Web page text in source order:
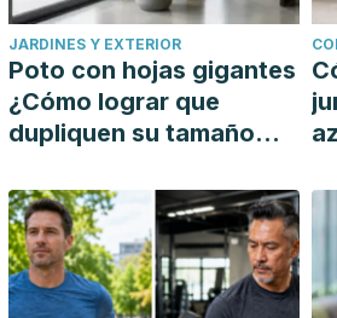
JARDINES Y EXTERIOR
Poto con hojas gigantes
¿Cómo lograr que
dupliquen su tamaño